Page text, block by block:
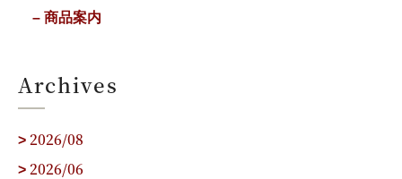
– 商品案内
Archives
> 2026/08
> 2026/06